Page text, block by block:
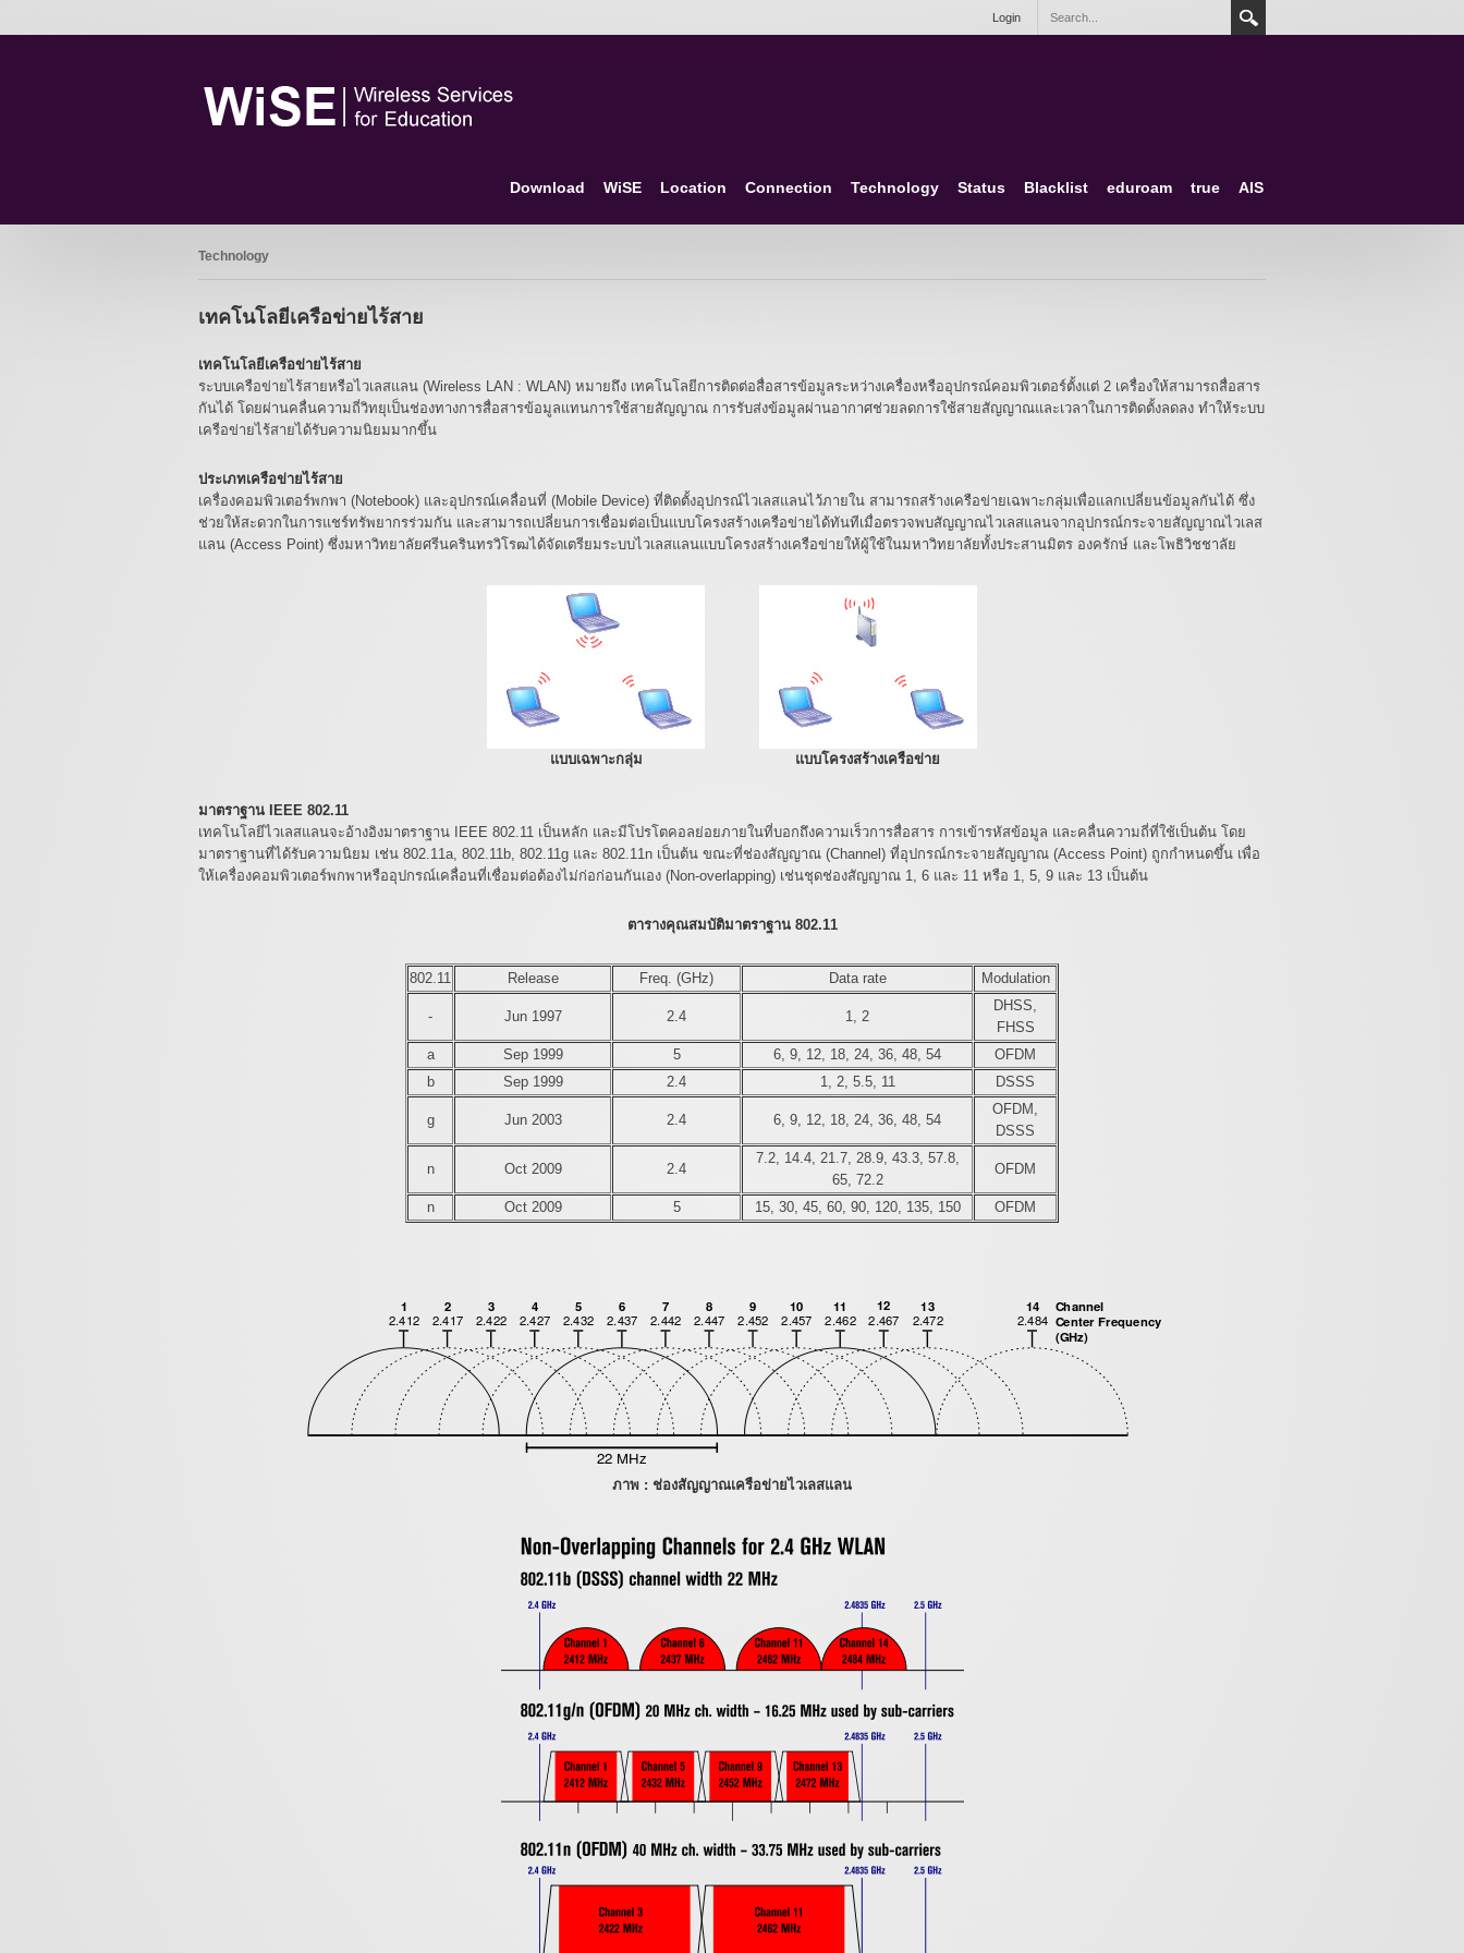
Login
Download WiSE Location Connection Technology Status Blacklist eduroam true AIS
Technology
เทคโนโลยีเครือข่ายไร้สาย
เทคโนโลยีเครือข่ายไร้สาย
ระบบเครือข่ายไร้สายหรือไวเลสแลน (Wireless LAN : WLAN) หมายถึง เทคโนโลยีการติดต่อสื่อสารข้อมูลระหว่างเครื่องหรืออุปกรณ์คอมพิวเตอร์ตั้งแต่ 2 เครื่องให้สามารถสื่อสาร
กันได้ โดยผ่านคลื่นความถี่วิทยุเป็นช่องทางการสื่อสารข้อมูลแทนการใช้สายสัญญาณ การรับส่งข้อมูลผ่านอากาศช่วยลดการใช้สายสัญญาณและเวลาในการติดตั้งลดลง ทำให้ระบบ
เครือข่ายไร้สายได้รับความนิยมมากขึ้น
ประเภทเครือข่ายไร้สาย
เครื่องคอมพิวเตอร์พกพา (Notebook) และอุปกรณ์เคลื่อนที่ (Mobile Device) ที่ติดตั้งอุปกรณ์ไวเลสแลนไว้ภายใน สามารถสร้างเครือข่ายเฉพาะกลุ่มเพื่อแลกเปลี่ยนข้อมูลกันได้ ซึ่ง
ช่วยให้สะดวกในการแชร์ทรัพยากรร่วมกัน และสามารถเปลี่ยนการเชื่อมต่อเป็นแบบโครงสร้างเครือข่ายได้ทันทีเมื่อตรวจพบสัญญาณไวเลสแลนจากอุปกรณ์กระจายสัญญาณไวเลส
แลน (Access Point) ซึ่งมหาวิทยาลัยศรีนครินทรวิโรฒได้จัดเตรียมระบบไวเลสแลนแบบโครงสร้างเครือข่ายให้ผู้ใช้ในมหาวิทยาลัยทั้งประสานมิตร องครักษ์ และโพธิวิชชาลัย
แบบเฉพาะกลุ่ม แบบโครงสร้างเครือข่าย
มาตราฐาน IEEE 802.11
เทคโนโลยีไวเลสแลนจะอ้างอิงมาตราฐาน IEEE 802.11 เป็นหลัก และมีโปรโตคอลย่อยภายในที่บอกถึงความเร็วการสื่อสาร การเข้ารหัสข้อมูล และคลื่นความถี่ที่ใช้เป็นต้น โดย
มาตราฐานที่ได้รับความนิยม เช่น 802.11a, 802.11b, 802.11g และ 802.11n เป็นต้น ขณะที่ช่องสัญญาณ (Channel) ที่อุปกรณ์กระจายสัญญาณ (Access Point) ถูกกำหนดขึ้น เพื่อ
ให้เครื่องคอมพิวเตอร์พกพาหรืออุปกรณ์เคลื่อนที่เชื่อมต่อต้องไม่ก่อก่อนกันเอง (Non-overlapping) เช่นชุดช่องสัญญาณ 1, 6 และ 11 หรือ 1, 5, 9 และ 13 เป็นต้น
ตารางคุณสมบัติมาตราฐาน 802.11
802.11 Release Freq. (GHz) Data rate Modulation
- Jun 1997 2.4 1, 2
DHSS,
FHSS
a
Sep 1999 5 6, 9, 12, 18, 24, 36, 48, 54
OFDM
b
Sep 1999 2.4 1, 2, 5.5, 11 DSSS
g Jun 2003 2.4 6, 9, 12, 18, 24, 36, 48, 54
OFDM,
DSSS
n Oct 2009 2.4
7.2, 14.4, 21.7, 28.9, 43.3, 57.8,
65, 72.2
OFDM
n Oct 2009 5 15, 30, 45, 60, 90, 120, 135, 150 OFDM
ภาพ : ช่องสัญญาณเครือข่ายไวเลสแลน